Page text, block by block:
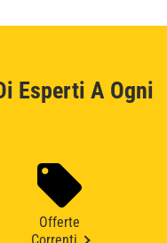
Esperti A Ogni
Offerte